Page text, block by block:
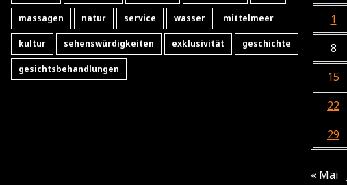
massagen natur service wasser mittelmeer
kultur sehenswürdigkeiten exklusivität geschichte
gesichtsbehandlungen
1
8
15
22
29
« Mai